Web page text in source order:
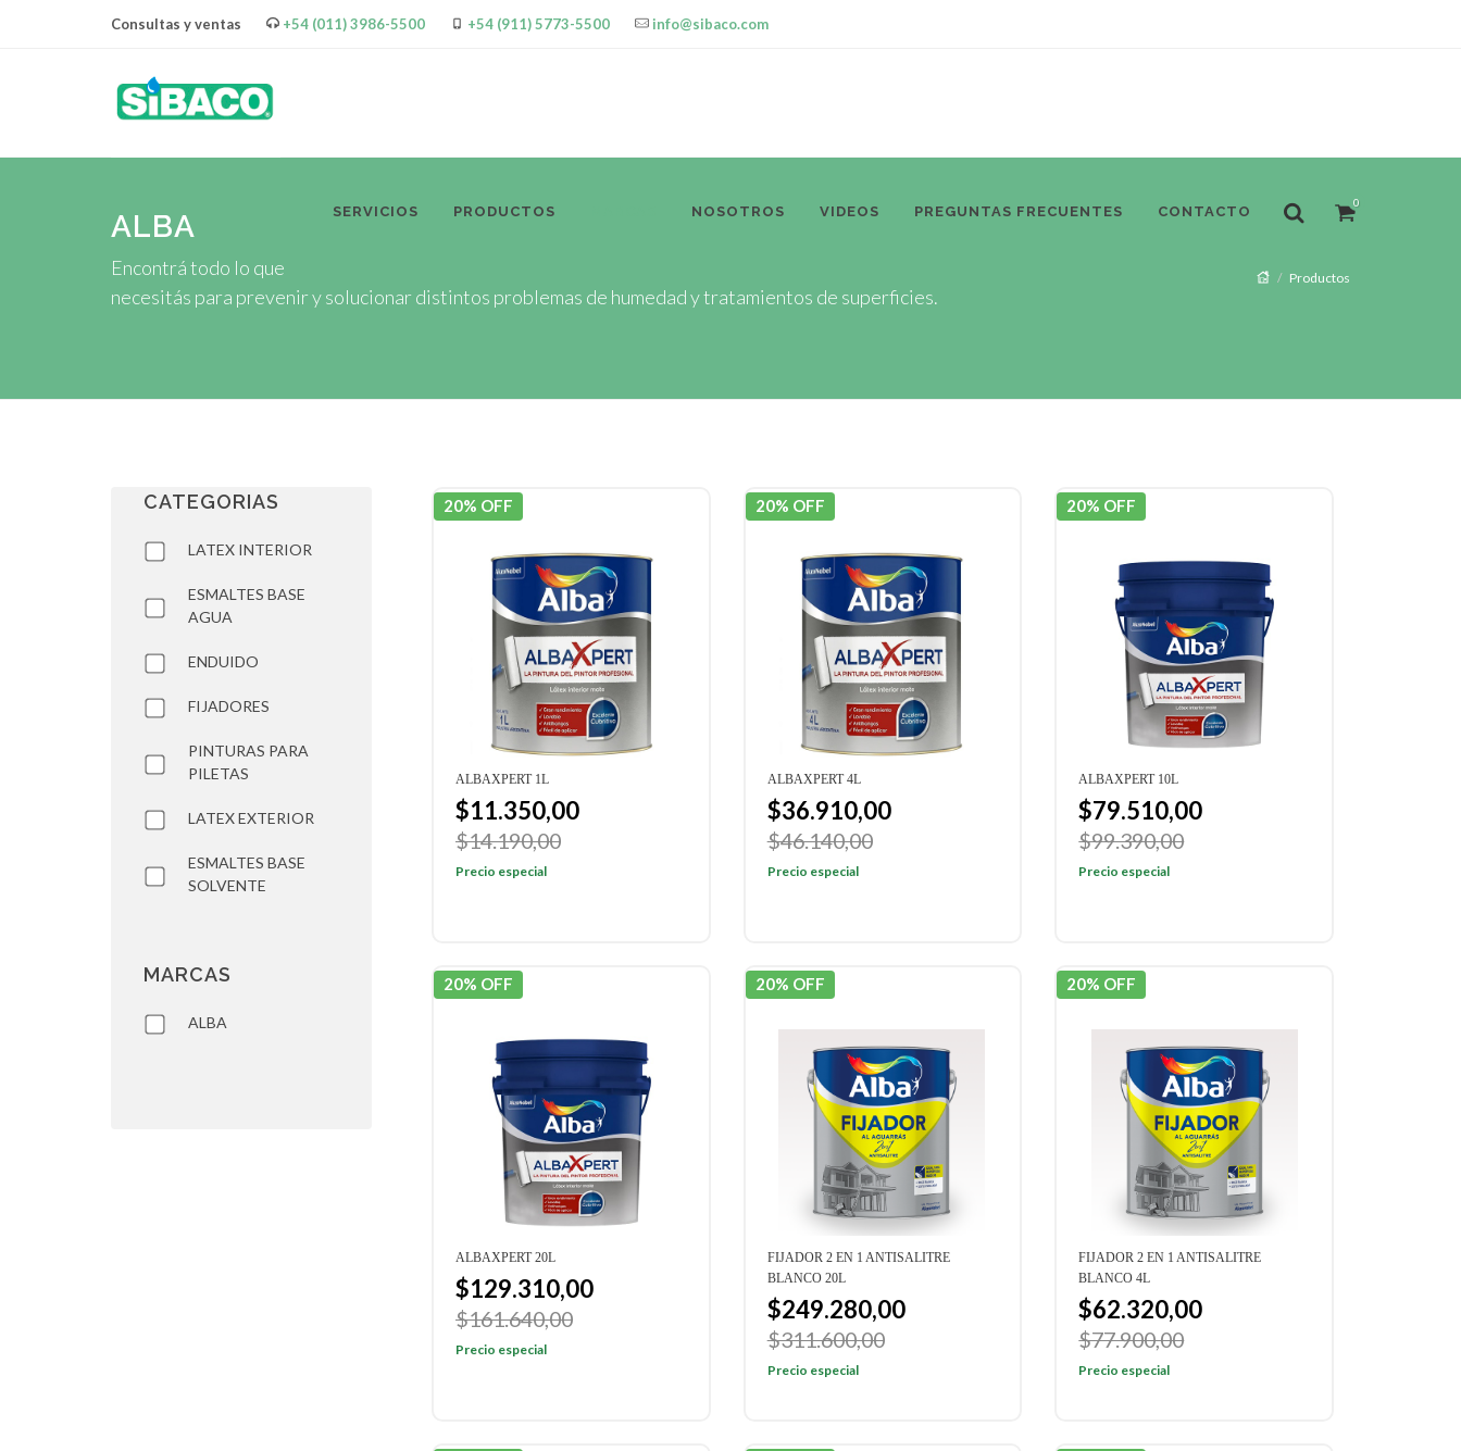
Consultas y ventas +54 (011) 3986-5500 +54 (911) 5773-5500 info@sibaco.com
SERVICIOS PRODUCTOS NOSOTROS VIDEOS PREGUNTAS FRECUENTES CONTACTO
0
ALBA
Encontrá todo lo que
necesitás para prevenir y solucionar distintos problemas de humedad y tratamientos de superficies.
Productos
20% OFF
ALBAXPERT 1L
$11.350,00
$14.190,00
Precio especial
20% OFF
ALBAXPERT 4L
$36.910,00
$46.140,00
Precio especial
20% OFF
ALBAXPERT 10L
$79.510,00
$99.390,00
Precio especial
20% OFF
ALBAXPERT 20L
$129.310,00
$161.640,00
Precio especial
20% OFF
FIJADOR 2 EN 1 ANTISALITRE
BLANCO 20L
$249.280,00
$311.600,00
Precio especial
20% OFF
FIJADOR 2 EN 1 ANTISALITRE
BLANCO 4L
$62.320,00
$77.900,00
Precio especial
CATEGORIAS
LATEX INTERIOR
ESMALTES BASE
AGUA
ENDUIDO
FIJADORES
PINTURAS PARA
PILETAS
LATEX EXTERIOR
ESMALTES BASE
SOLVENTE
MARCAS
ALBA